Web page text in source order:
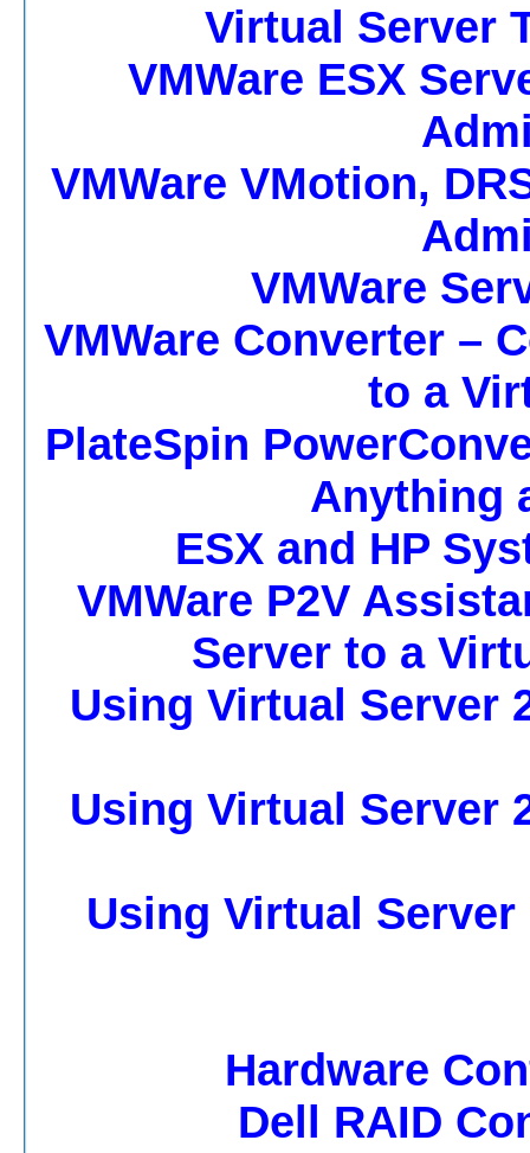
Virtual Server
VMWare ESX
VMWare VMotion,
VMWare
VMWare Converter –
to a
PlateSpin
Anything
ESX and HP
VMWare P2V
Server to a
Using Virtual Server
Using Virtual Server
Using Virtual
Hardware
Dell RAID